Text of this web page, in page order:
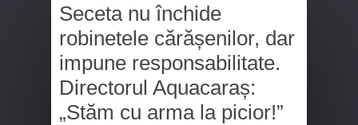
Seceta nu închide
robinetele cărășenilor, dar
impune responsabilitate.
Directorul Aquacaraș:
„Stăm cu arma la picior!”